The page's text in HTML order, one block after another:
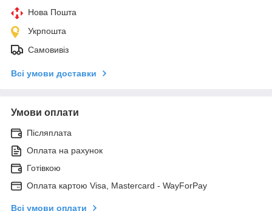
Нова Пошта
Укрпошта
Самовивіз
Всі умови доставки
Умови оплати
Післяплата
Оплата на рахунок
Готівкою
Оплата картою Visa, Mastercard - WayForPay
Всі умови оплати